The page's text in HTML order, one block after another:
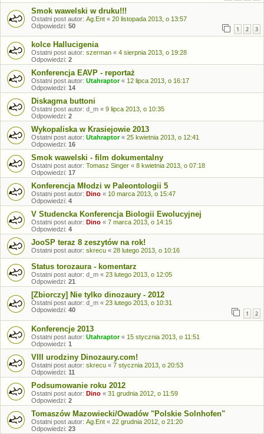
Smok wawelski w druku!!!
Ostatni post autor: Ag.Ent « 20 listopada 2013, o 13:57
Odpowiedzi: 50 1 2 3
kolce Hallucigenia
Ostatni post autor: szerman « 4 sierpnia 2013, o 19:28
Odpowiedzi: 2
Konferencja EAVP - reportaż
Ostatni post autor: Utahraptor« 12 lipca 2013, o 16:17
Odpowiedzi: 14
Diskagma buttoni
Ostatni post autor: d_m « 9 lipca 2013, o 10:35
Odpowiedzi: 2
Wykopaliska w Krasiejowie 2013
Ostatni post autor: Utahraptor« 25 kwietnia 2013, o 12:41
Odpowiedzi: 16
Smok wawelski - film dokumentalny
Ostatni post autor: Tomasz Singer « 8 kwietnia 2013, o 07:18
Odpowiedzi: 17
Konferencja Młodzi w Paleontologii 5
Ostatni post autor: Dino « 10 marca 2013, o 15:47
Odpowiedzi: 4
V Studencka Konferencja Biologii Ewolucyjnej
Ostatni post autor: Dino « 7 marca 2013, o 14:15
Odpowiedzi: 4
JooSP teraz 8 zeszytów na rok!
Ostatni post autor: skrecu « 28 lutego 2013, o 10:16
Status torozaura - komentarz
Ostatni post autor: d_m « 23 lutego 2013, o 12:05
Odpowiedzi: 21
[Zbiorczy] Nie tylko dinozaury - 2012
Ostatni post autor: d_m « 23 lutego 2013, o 10:31
Odpowiedzi: 40 1 2
Konferencje 2013
Ostatni post autor: Utahraptor« 15 stycznia 2013, o 11:51
Odpowiedzi: 1
VIII urodziny Dinozaury.com!
Ostatni post autor: skrecu « 7 stycznia 2013, o 20:53
Odpowiedzi: 11
Podsumowanie roku 2012
Ostatni post autor: Dino « 31 grudnia 2012, o 11:59
Odpowiedzi: 2
Tomaszów Mazowiecki/Owadów "Polskie Solnhofen"
Ostatni post autor: Ag.Ent « 22 grudnia 2012, o 21:20
Odpowiedzi: 23